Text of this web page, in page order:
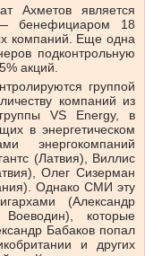
Ахметов является
бенефициаром 18
компаний. Еще одна
подконтрольную
акций.
группой
компаний из
VS Energy, в
в энергетическом
энергокомпаний
(Латвия), Виллис
Олег Сизерман
Однако СМИ эту
(Александр
которые
Бабаков попал
и других